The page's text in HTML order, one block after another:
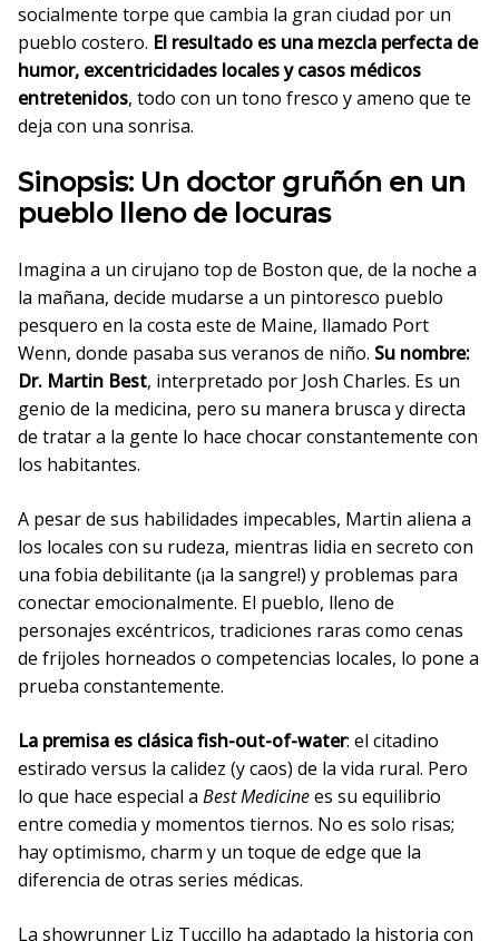
socialmente torpe que cambia la gran ciudad por un
pueblo costero. El resultado es una mezcla perfecta de
humor, excentricidades locales y casos médicos
entretenidos, todo con un tono fresco y ameno que te
deja con una sonrisa.
Sinopsis: Un doctor gruñón en un
pueblo lleno de locuras
Imagina a un cirujano top de Boston que, de la noche a
la mañana, decide mudarse a un pintoresco pueblo
pesquero en la costa este de Maine, llamado Port
Wenn, donde pasaba sus veranos de niño. Su nombre:
Dr. Martin Best, interpretado por Josh Charles. Es un
genio de la medicina, pero su manera brusca y directa
de tratar a la gente lo hace chocar constantemente con
los habitantes.
A pesar de sus habilidades impecables, Martin aliena a
los locales con su rudeza, mientras lidia en secreto con
una fobia debilitante (¡a la sangre!) y problemas para
conectar emocionalmente. El pueblo, lleno de
personajes excéntricos, tradiciones raras como cenas
de frijoles horneados o competencias locales, lo pone a
prueba constantemente.
La premisa es clásica fish-out-of-water: el citadino
estirado versus la calidez (y caos) de la vida rural. Pero
lo que hace especial a Best Medicinees su equilibrio
entre comedia y momentos tiernos. No es solo risas;
hay optimismo, charm y un toque de edge que la
diferencia de otras series médicas.
La showrunner Liz Tuccillo ha adaptado la historia con